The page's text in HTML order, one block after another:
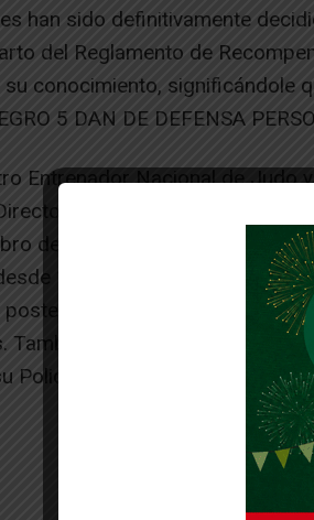
han sido definitivamente
del Reglamento de
conocimiento, significándole
5 DAN DE DEFENSA
Entrenador Nacional de Judo
De Arbitraje de la
de la Junta Directiva. Lleva
1994. Comenzó en el
posteriormente en solitario
También impartió clases en
Polideportivo.
-- Publicidad --